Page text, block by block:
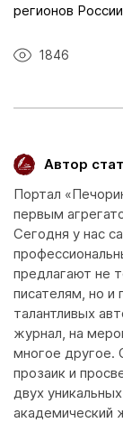
регионов
1846
Автор
Портал
первым
Сегодня у нас
предлагают не
писателям, но и
талантливых
журнал, на
многое другое.
прозаик и
двух
академический